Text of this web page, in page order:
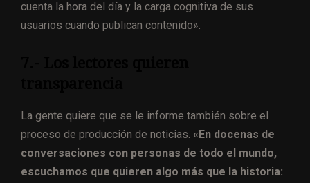
cuenta la hora del día y la carga cognitiva de sus
usuarios cuando publican contenido».
La gente quiere que se le informe también sobre el
proceso de producción de noticias. «En docenas de
conversaciones con personas de todo el mundo,
escuchamos que quieren algo más que la historia: